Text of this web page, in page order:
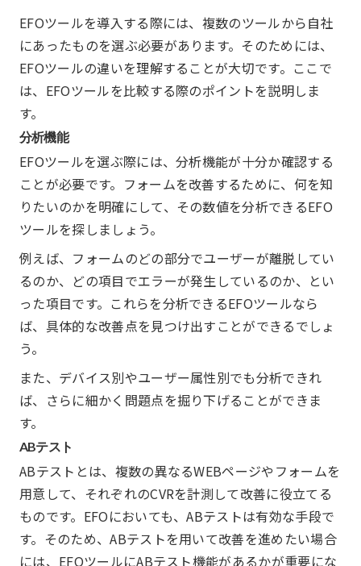
EFOツールを導入する際には、複数のツールから自社
にあったものを選ぶ必要があります。そのためには、
EFOツールの違いを理解することが大切です。ここで
は、EFOツールを比較する際のポイントを説明しま
す。
分析機能
EFOツールを選ぶ際には、分析機能が十分か確認する
ことが必要です。フォームを改善するために、何を知
りたいのかを明確にして、その数値を分析できるEFO
ツールを探しましょう。
例えば、フォームのどの部分でユーザーが離脱してい
るのか、どの項目でエラーが発生しているのか、とい
った項目です。これらを分析できるEFOツールなら
ば、具体的な改善点を見つけ出すことができるでしょ
う。
また、デバイス別やユーザー属性別でも分析できれ
ば、さらに細かく問題点を掘り下げることができま
す。
ABテスト
ABテストとは、複数の異なるWEBページやフォームを
用意して、それぞれのCVRを計測して改善に役立てる
ものです。EFOにおいても、ABテストは有効な手段で
す。そのため、ABテストを用いて改善を進めたい場合
には、EFOツールにABテスト機能があるかが重要にな